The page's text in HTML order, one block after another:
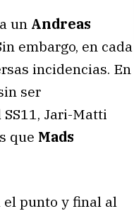
un Andreas
embargo, en cada
incidencias. En
ser
Jari-Matti
que Mads
el punto y final al